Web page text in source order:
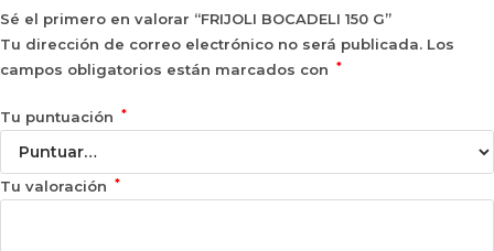
Sé el primero en valorar “FRIJOLI BOCADELI 150 G”
Tu dirección de correo electrónico no será publicada. Los
campos obligatorios están marcados con
*
Tu puntuación *
Tu valoración *